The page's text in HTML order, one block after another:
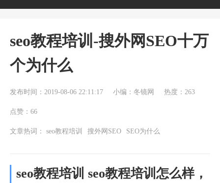
seo教程培训-搜外网SEO十万
个为什么
发布时间：2019-08-06 22:11:17 小编：冬镜网 热度：263
点赞：66
文章热词： seo教程培训 搜外网SEO SEO为什么
seo教程培训 seo教程培训怎么样，